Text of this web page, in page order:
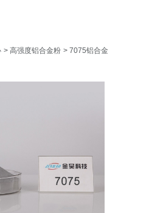
> 高强度铝合金粉 > 7075铝合金